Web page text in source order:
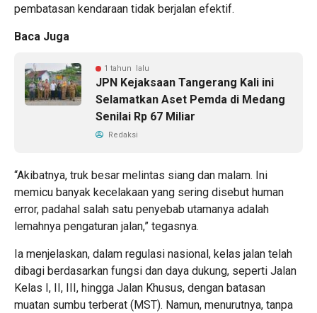
pembatasan kendaraan tidak berjalan efektif.
Baca Juga
1 tahun lalu
JPN Kejaksaan Tangerang Kali ini
Selamatkan Aset Pemda di Medang
Senilai Rp 67 Miliar
Redaksi
“Akibatnya, truk besar melintas siang dan malam. Ini
memicu banyak kecelakaan yang sering disebut human
error, padahal salah satu penyebab utamanya adalah
lemahnya pengaturan jalan,” tegasnya.
Ia menjelaskan, dalam regulasi nasional, kelas jalan telah
dibagi berdasarkan fungsi dan daya dukung, seperti Jalan
Kelas I, II, III, hingga Jalan Khusus, dengan batasan
muatan sumbu terberat (MST). Namun, menurutnya, tanpa